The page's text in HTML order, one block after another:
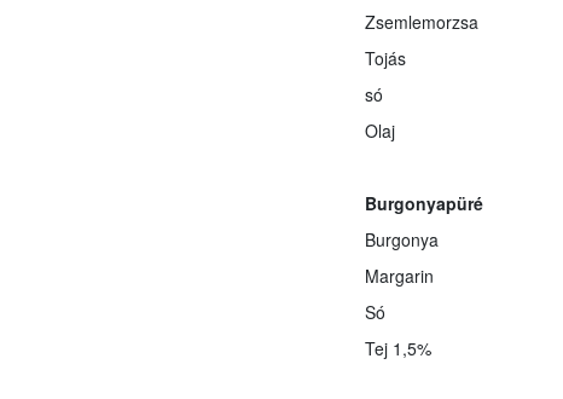
Zsemlemorzsa
Tojás
só
Olaj
Burgonyapüré
Burgonya
Margarin
Só
Tej 1,5%